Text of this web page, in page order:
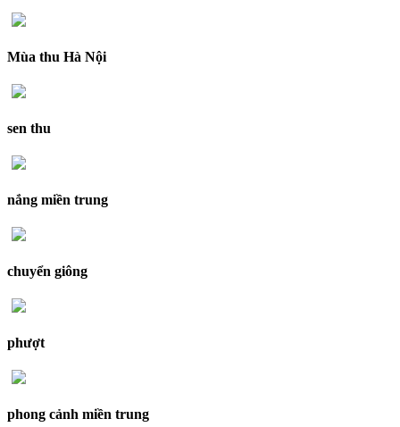
Mùa thu Hà Nội
sen thu
nắng miền trung
chuyển giông
phượt
phong cảnh miền trung